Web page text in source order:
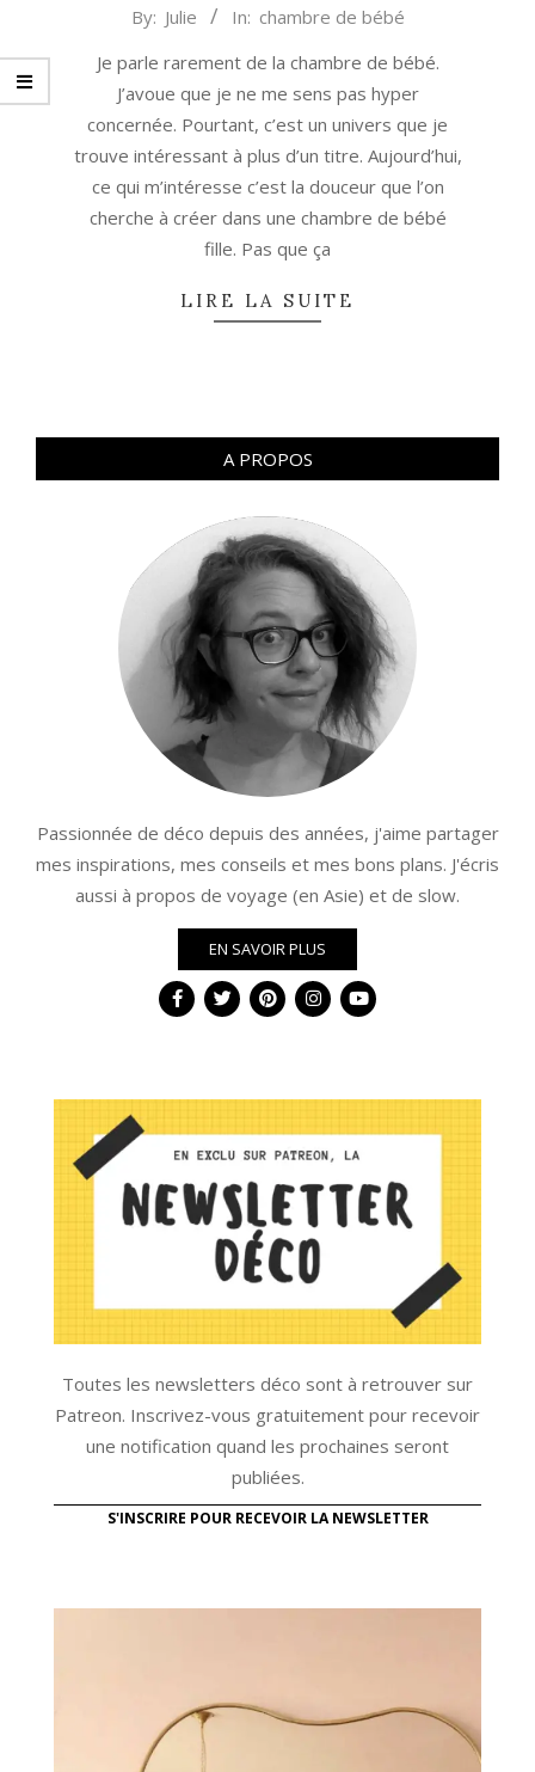
By: Julie In: chambre de bébé
Je parle rarement de la chambre de bébé.
J’avoue que je ne me sens pas hyper
concernée. Pourtant, c’est un univers que je
trouve intéressant à plus d’un titre. Aujourd’hui,
ce qui m’intéresse c’est la douceur que l’on
cherche à créer dans une chambre de bébé
fille. Pas que ça
LIRE LA SUITE
A PROPOS
Passionnée de déco depuis des années, j'aime partager
mes inspirations, mes conseils et mes bons plans. J'écris
aussi à propos de voyage (en Asie) et de slow.
EN SAVOIR PLUS
Toutes les newsletters déco sont à retrouver sur
Patreon. Inscrivez-vous gratuitement pour recevoir
une notification quand les prochaines seront
publiées.
S'INSCRIRE POUR RECEVOIR LA NEWSLETTER